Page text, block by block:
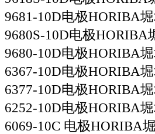
9681-10D电极HORIBA
9680S-10D电极HORIBA
9680-10D电极HORIBA
6367-10D电极HORIBA
6377-10D电极HORIBA
6252-10D电极HORIBA
6069-10C 电极HORIBA